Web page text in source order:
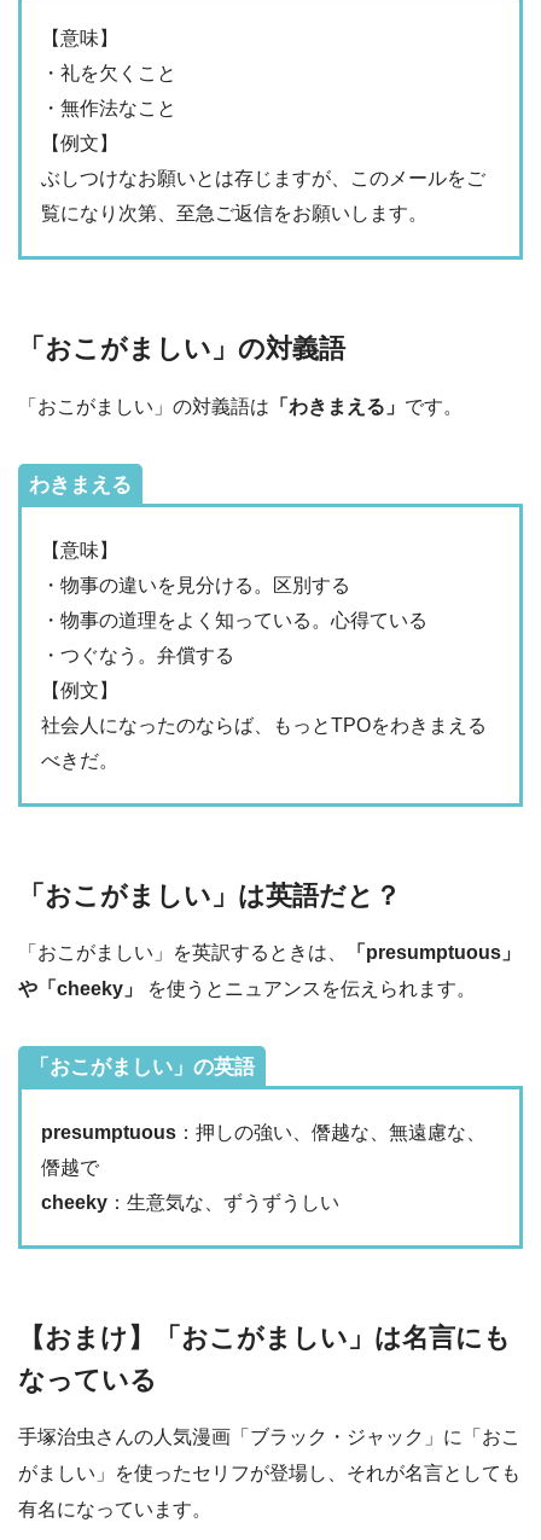
【意味】
・礼を欠くこと
・無作法なこと
【例文】
ぶしつけなお願いとは存じますが、このメールをご
覧になり次第、至急ご返信をお願いします。
「おこがましい」の対義語
「おこがましい」の対義語は 「わきまえる」 です。
わきまえる
【意味】
・物事の違いを見分ける。区別する
・物事の道理をよく知っている。心得ている
・つぐなう。弁償する
【例文】
社会人になったのならば、もっとTPOをわきまえる
べきだ。
「おこがましい」は英語だと？
「おこがましい」を英訳するときは、
「presumptuous」
や「cheeky」
を使うとニュアンスを伝えられます。
「おこがましい」の英語
presumptuous ：押しの強い、僭越な、無遠慮な、
僭越で
cheeky ：生意気な、ずうずうしい
【おまけ】「おこがましい」は名言にも
なっている
手塚治虫さんの人気漫画「ブラック・ジャック」に「おこ
がましい」を使ったセリフが登場し、それが名言としても
有名になっています。